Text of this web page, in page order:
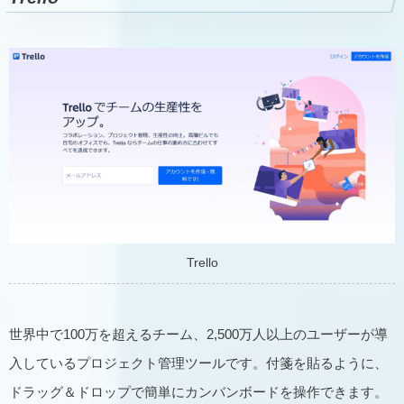
Trello
世界中で100万を超えるチーム、2,500万人以上のユーザーが導
入しているプロジェクト管理ツールです。付箋を貼るように、
ドラッグ＆ドロップで簡単にカンバンボードを操作できます。